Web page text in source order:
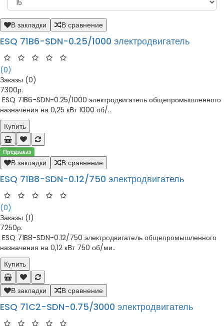
В закладки В сравнение
ESQ 71B6-SDN-0.25/1000 электродвигатель
(0)
Заказы (0)
7300р.
ESQ 71B6-SDN-0.25/1000 электродвигатель общепромышленного
назначения на 0,25 кВт 1000 об/..
Купить
Предзаказ
В закладки В сравнение
ESQ 71B8-SDN-0.12/750 электродвигатель
(0)
Заказы (1)
7250р.
ESQ 71B8-SDN-0.12/750 электродвигатель общепромышленного
назначения на 0,12 кВт 750 об/ми..
Купить
В закладки В сравнение
ESQ 71C2-SDN-0.75/3000 электродвигатель